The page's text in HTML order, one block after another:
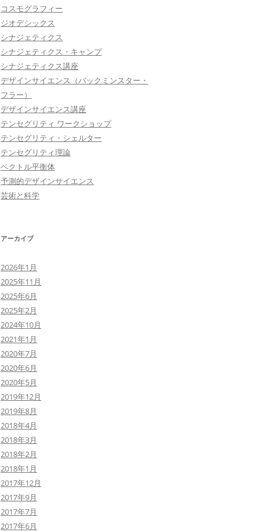
コスモグラフィー
ジオデシックス
シナジェティクス
シナジェティクス・キャンプ
シナジェティクス講座
デザインサイエンス（バックミンスター・
フラー）
デザインサイエンス講座
テンセグリティ ワークショップ
テンセグリティ・シェルター
テンセグリティ理論
ベクトル平衡体
予測的デザインサイエンス
芸術と科学
アーカイブ
2026年1月
2025年11月
2025年6月
2025年2月
2024年10月
2021年1月
2020年7月
2020年6月
2020年5月
2019年12月
2019年8月
2018年4月
2018年3月
2018年2月
2018年1月
2017年12月
2017年9月
2017年7月
2017年6月